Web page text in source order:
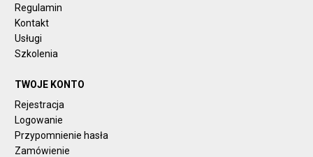
Regulamin
Kontakt
Usługi
Szkolenia
TWOJE KONTO
Rejestracja
Logowanie
Przypomnienie hasła
Zamówienie